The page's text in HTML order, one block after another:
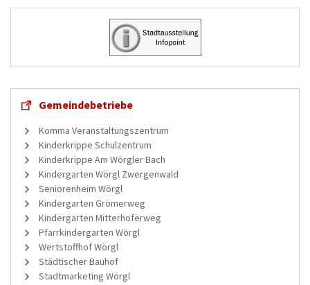
Gemeindebetriebe
Komma Veranstaltungszentrum
Kinderkrippe Schulzentrum
Kinderkrippe Am Wörgler Bach
Kindergarten Wörgl Zwergenwald
Seniorenheim Wörgl
Kindergarten Grömerweg
Kindergarten Mitterhoferweg
Pfarrkindergarten Wörgl
Wertstoffhof Wörgl
Städtischer Bauhof
Stadtmarketing Wörgl